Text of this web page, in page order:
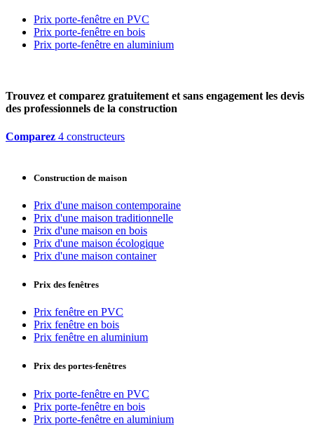
Prix porte-fenêtre en PVC
Prix porte-fenêtre en bois
Prix porte-fenêtre en aluminium
Trouvez et comparez gratuitement et sans engagement les devis
des professionnels de la construction
Comparez 4 constructeurs
Construction de maison
Prix d'une maison contemporaine
Prix d'une maison traditionnelle
Prix d'une maison en bois
Prix d'une maison écologique
Prix d'une maison container
Prix des fenêtres
Prix fenêtre en PVC
Prix fenêtre en bois
Prix fenêtre en aluminium
Prix des portes-fenêtres
Prix porte-fenêtre en PVC
Prix porte-fenêtre en bois
Prix porte-fenêtre en aluminium